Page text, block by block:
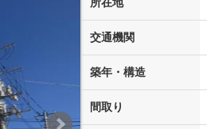
交通機関
築年・構造
間取り